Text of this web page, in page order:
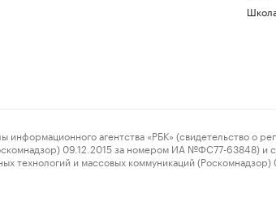
агентства «РБК» (свидетельство о
09.12.2015 за номером ИА №ФС77-63848) и
технологий и массовых коммуникаций